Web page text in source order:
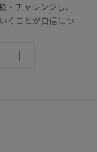
チャレンジし、
くことが自信につ